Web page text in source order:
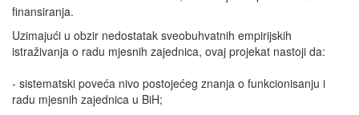
finansiranja.
Uzimajući u obzir nedostatak sveobuhvatnih empirijskih
istraživanja o radu mjesnih zajednica, ovaj projekat nastoji da:
- sistematski poveća nivo postojećeg znanja o funkcionisanju i
radu mjesnih zajednica u BiH;